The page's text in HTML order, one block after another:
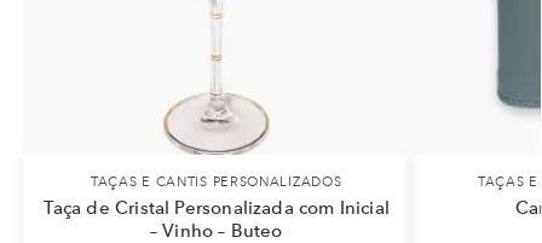
TAÇAS E CANTIS PERSONALIZADOS
Taça de Cristal Personalizada com Inicial
– Vinho – Buteo
TAÇAS